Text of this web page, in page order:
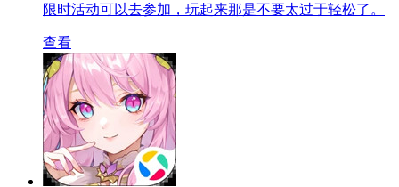
限时活动可以去参加，玩起来那是不要太过于轻松了。
查看